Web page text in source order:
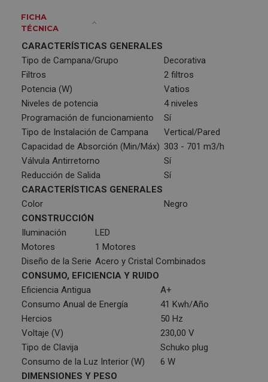
FICHA
TÉCNICA
CARACTERÍSTICAS GENERALES
Tipo de Campana/Grupo
Decorativa
Filtros
2 filtros
Potencia (W)
Vatios
Niveles de potencia
4 niveles
Programación de funcionamiento
Sí
Tipo de Instalación de Campana
Vertical/Pared
Capacidad de Absorción (Min/Máx) 303 - 701 m3/h
Válvula Antirretorno
Sí
Reducción de Salida
Sí
CARACTERÍSTICAS GENERALES
Color
Negro
CONSTRUCCIÓN
Iluminación
LED
Motores
1 Motores
Diseño de la Serie Acero y Cristal Combinados
CONSUMO, EFICIENCIA Y RUIDO
Eficiencia Antigua
A+
Consumo Anual de Energía
41 Kwh/Año
Hercios
50 Hz
Voltaje (V)
230,00 V
Tipo de Clavija
Schuko plug
Consumo de la Luz Interior (W)
6 W
DIMENSIONES Y PESO